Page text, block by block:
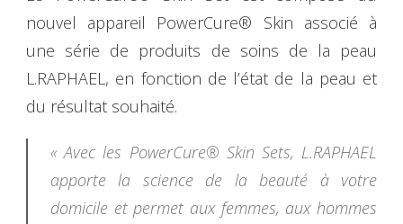
nouvel appareil PowerCure® Skin associé à
une série de produits de soins de la peau
L.RAPHAEL, en fonction de l’état de la peau et
du résultat souhaité.
« Avec les PowerCure® Skin Sets, L.RAPHAEL
apporte la science de la beauté à votre
domicile et permet aux femmes, aux hommes